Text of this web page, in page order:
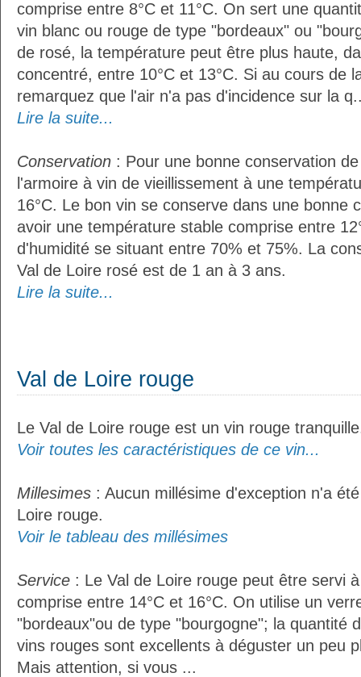
comprise entre 8°C et 11°C. On sert une
vin blanc ou rouge de type "bordeaux" ou
de rosé, la température peut être plus haute,
concentré, entre 10°C et 13°C. Si au cours de
remarquez que l'air n'a pas d'incidence sur la
Lire la suite...
Conservation : Pour une bonne conservation
l'armoire à vin de vieillissement à une
16°C. Le bon vin se conserve dans une bonne
avoir une température stable comprise entre
d'humidité se situant entre 70% et 75%. La
Val de Loire rosé est de 1 an à 3 ans.
Lire la suite...
Val de Loire rouge
Le Val de Loire rouge est un vin rouge
Voir toutes les caractéristiques de ce vin...
Millesimes : Aucun millésime d'exception n'a
Loire rouge.
Voir le tableau des millésimes
Service : Le Val de Loire rouge peut être servi
comprise entre 14°C et 16°C. On utilise un
"bordeaux"ou de type "bourgogne"; la quantité
vins rouges sont excellents à déguster un peu
Mais attention, si vous ...